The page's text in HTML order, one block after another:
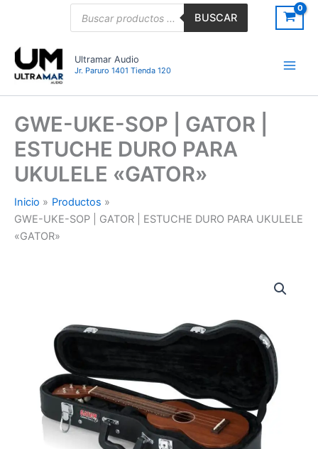
BUSCAR
Ultramar Audio
Jr. Paruro 1401 Tienda 120
GWE-UKE-SOP | GATOR |
ESTUCHE DURO PARA
UKULELE «GATOR»
Inicio
Productos
GWE-UKE-SOP | GATOR | ESTUCHE DURO PARA UKULELE
«GATOR»
ESTUCHE
UKULELE
"GATOR"
cantidad